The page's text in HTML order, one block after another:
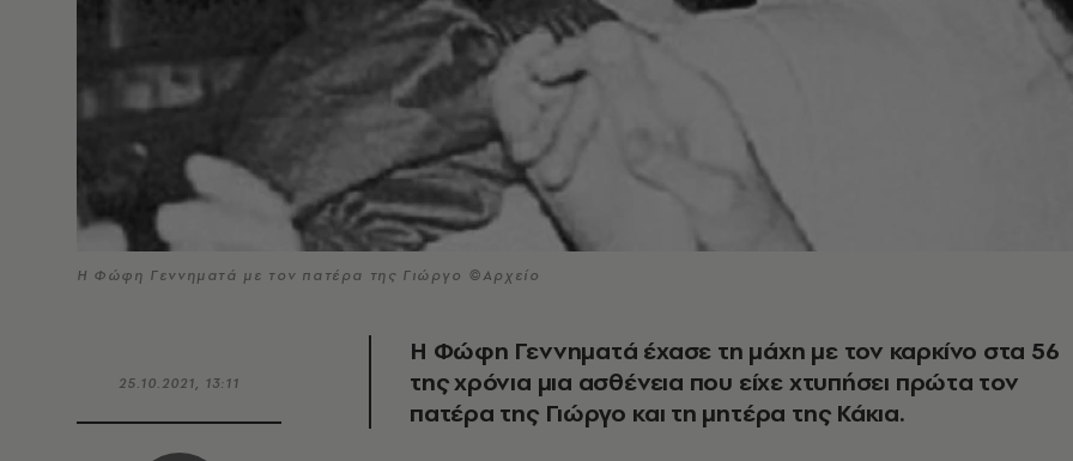
Η Φώφη Γεννηματά με τον πατέρα της Γιώργο ©Αρχείο
25.10.2021, 13:11
Η Φώφη Γεννηματά έχασε τη μάχη με τον καρκίνο στα 56
της χρόνια μια ασθένεια που είχε χτυπήσει πρώτα τον
πατέρα της Γιώργο και τη μητέρα της Κάκια.